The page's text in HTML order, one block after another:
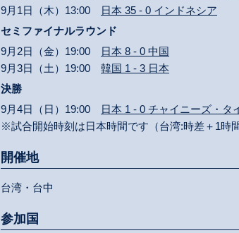
9月1日（木）13:00
日本 35 - 0 インドネシア
セミファイナルラウンド
9月2日（金）19:00
日本 8 - 0 中国
9月3日（土）19:00 韓国 1 - 3 日本
決勝
9月4日（日）19:00
日本 1 - 0 チャイニーズ・タ
※試合開始時刻は日本時間です（台湾:時差＋1時間
開催地
台湾・台中
参加国